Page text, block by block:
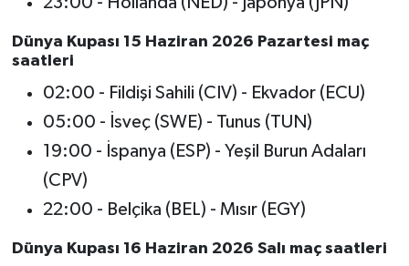
Dünya Kupası 15 Haziran 2026 Pazartesi maç
saatleri
02:00 - Fildişi Sahili (CIV) - Ekvador (ECU)
05:00 - İsveç (SWE) - Tunus (TUN)
19:00 - İspanya (ESP) - Yeşil Burun Adaları
(CPV)
22:00 - Belçika (BEL) - Mısır (EGY)
Dünya Kupası 16 Haziran 2026 Salı maç saatleri